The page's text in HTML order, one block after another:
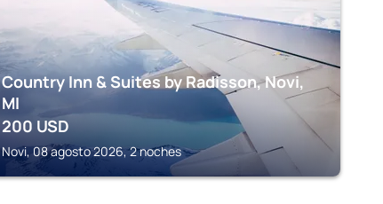
Country Inn & Suites by Radisson, Novi,
MI
200 USD
Novi, 08 agosto 2026, 2 noches